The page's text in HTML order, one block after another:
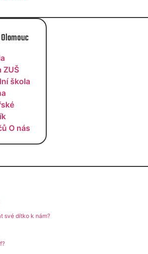
ZUŠ
škola
O nás
své dítko k nám?